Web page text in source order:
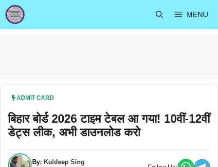
Skip
to
content
MENU
ADMIT CARD
बिहार बोर्ड 2026 टाइम टेबल आ गया! 10वीं-12वीं
डेट्स लीक, अभी डाउनलोड करो
By: Kuldeep Sing